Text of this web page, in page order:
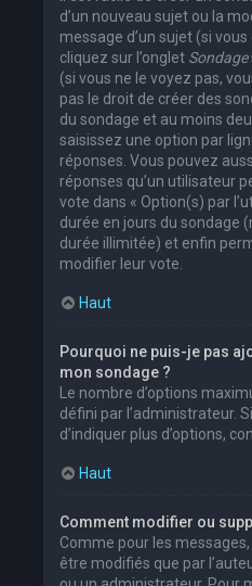
d’un nouveau sujet ou la
message d’un sujet (si
cliquez sur l’onglet Sondage
(si vous ne le voyez pas,
pas le droit de créer des
du sondage et au moins
saisissez une option par
réponses. Vous pouvez
réponses qu’un utilisateur
vote dans « Option(s) par
durée en jours du sondage
durée illimitée) et enfin
modifier leur vote.
Haut
Pourquoi ne puis-je pas
mon sondage ?
Le nombre d’options
défini par l’administrateur.
d’indiquer plus d’options,
Haut
Comment modifier ou
Comme pour les
être modifiés que par